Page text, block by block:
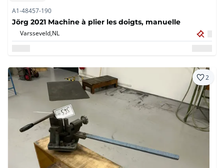
A1-48457-190
Jörg 2021 Machine à plier les doigts, manuelle
Varsseveld,NL
2